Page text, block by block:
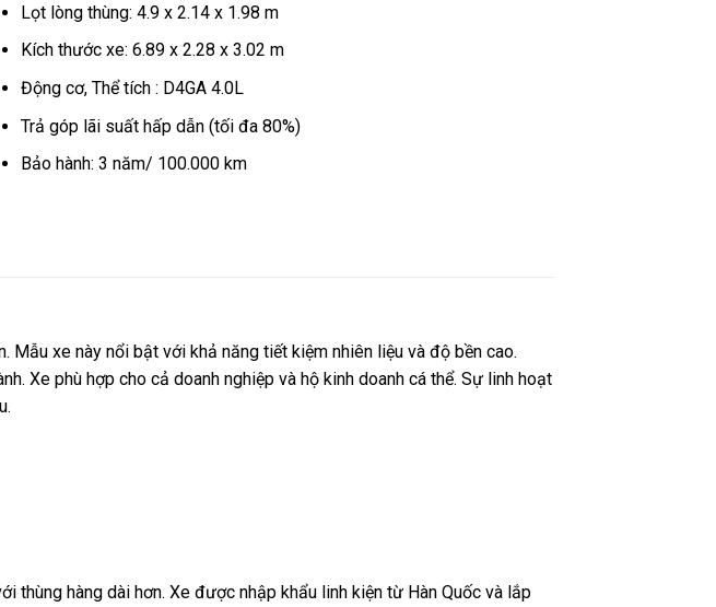
Lọt lòng thùng: 4.9 x 2.14 x 1.98 m
Kích thước xe: 6.89 x 2.28 x 3.02 m
Động cơ, Thể tích : D4GA 4.0L
Trả góp lãi suất hấp dẫn (tối đa 80%)
Bảo hành: 3 năm/ 100.000 km
Mẫu xe này nổi bật với khả năng tiết kiệm nhiên liệu và độ bền cao.
Xe phù hợp cho cả doanh nghiệp và hộ kinh doanh cá thể. Sự linh hoạt
thùng hàng dài hơn. Xe được nhập khẩu linh kiện từ Hàn Quốc và lắp